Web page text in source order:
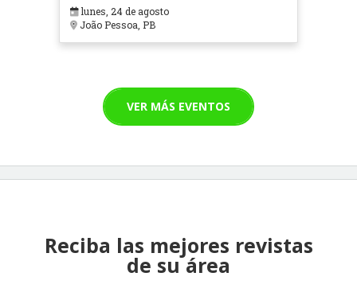
lunes, 24 de agosto
João Pessoa, PB
VER MÁS EVENTOS
Reciba las mejores revistas
de su área